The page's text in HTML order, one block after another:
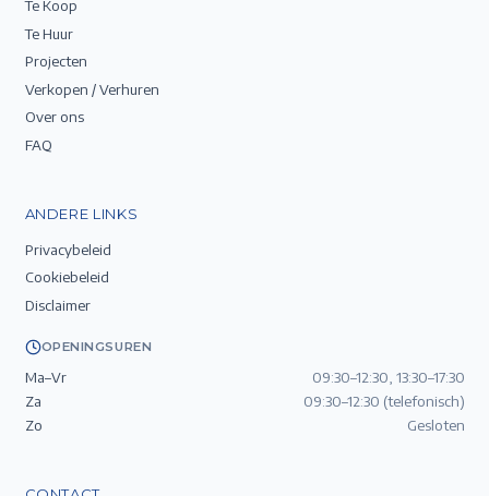
Te Koop
Te Huur
Projecten
Verkopen / Verhuren
Over ons
FAQ
ANDERE LINKS
Privacybeleid
Cookiebeleid
Disclaimer
OPENINGSUREN
Ma–Vr
09:30–12:30, 13:30–17:30
Za
09:30–12:30 (telefonisch)
Zo
Gesloten